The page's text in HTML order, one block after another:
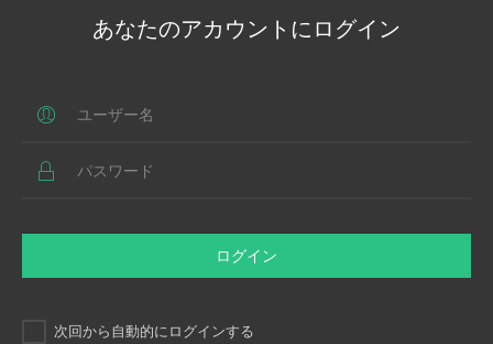
あなたのアカウントにログイン
ログイン
次回から自動的にログインする